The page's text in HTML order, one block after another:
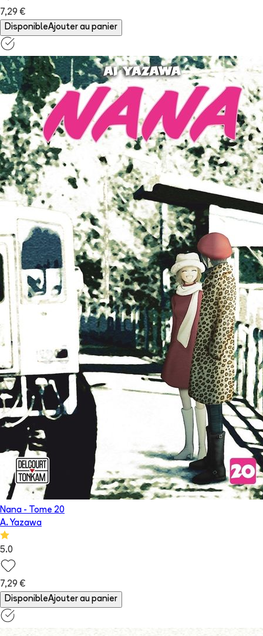
7,29 €
DisponibleAjouter au panier
Nana - Tome 20
A. Yazawa
5.0
7,29 €
DisponibleAjouter au panier